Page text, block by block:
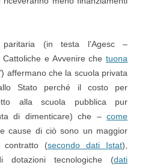
(in testa l’Agesc –
e Avvenire che tuona
) affermano che la scuola privata
Stato perché il costo per
alla scuola pubblica pur
di dimenticare) che – come
cause di ciò sono un maggior
contratto (secondo dati Istat),
dotazioni tecnologiche (dati